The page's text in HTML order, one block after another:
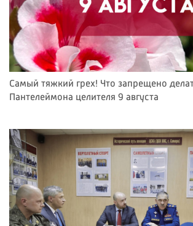
Самый тяжкий грех! Что запрещено
Пантелеймона целителя 9 августа